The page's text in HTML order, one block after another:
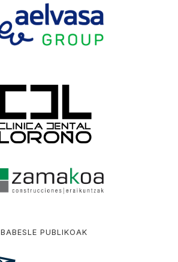
BABESLE PUBLIKOAK